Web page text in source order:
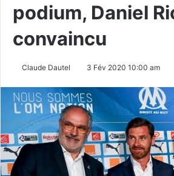
podium, Daniel
convaincu
Claude Dautel 3 Fév 2020 10:00 am